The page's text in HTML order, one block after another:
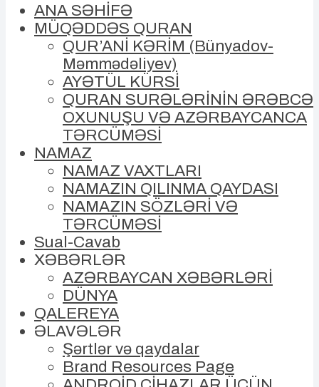
ANA SƏHİFƏ
MÜQƏDDƏS QURAN
QUR’ANİ KƏRİM (Bünyadov-
Məmmədəliyev)
AYƏTÜL KÜRSİ
QURAN SURƏLƏRİNİN ƏRƏBCƏ
OXUNUŞU VƏ AZƏRBAYCANCA
TƏRCÜMƏSİ
NAMAZ
NAMAZ VAXTLARI
NAMAZIN QILINMA QAYDASI
NAMAZIN SÖZLƏRİ VƏ
TƏRCÜMƏSİ
Sual-Cavab
XƏBƏRLƏR
AZƏRBAYCAN XƏBƏRLƏRİ
DÜNYA
QALEREYA
ƏLAVƏLƏR
Şərtlər və qaydalar
Brand Resources Page